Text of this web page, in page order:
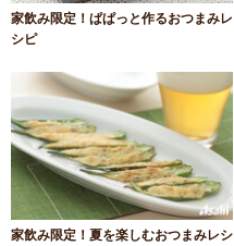
家飲み限定！ぱぱっと作るおつまみレ
シピ
家飲み限定！夏を楽しむおつまみレシ